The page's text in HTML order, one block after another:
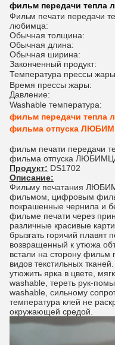
фильм передачи тепла
Фильм печати передачи
любимца:
Обычная толщина:
Обычная длина:
Обычная ширина:
Законченный продукт:
Температура прессы
Время прессы жары:
Давление:
Washable температура:
фильм передачи тепла
фильма отпуска
фильм печати передачи
фильма отпуска
Продукт: DS1702
Описание:
Фильму печатания
фильмом, цифровым
покрашенные чернила и
фильме печати через
различные красивые
брызгать горячий плавят
возвращенный к утюжа
встали на сторону фильм
видов текстильных
утюжить ярка в цвете,
washable, тереть рук-
washable, сильному
температура клей не
окружающей средой.